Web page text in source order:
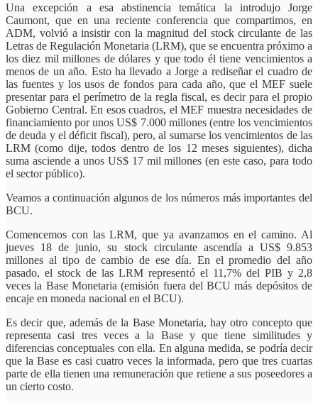
Una excepción a esa abstinencia temática la introdujo Jorge
Caumont, que en una reciente conferencia que compartimos, en
ADM, volvió a insistir con la magnitud del stock circulante de las
Letras de Regulación Monetaria (LRM), que se encuentra próximo a
los diez mil millones de dólares y que todo él tiene vencimientos a
menos de un año. Esto ha llevado a Jorge a rediseñar el cuadro de
las fuentes y los usos de fondos para cada año, que el MEF suele
presentar para el perímetro de la regla fiscal, es decir para el propio
Gobierno Central. En esos cuadros, el MEF muestra necesidades de
financiamiento por unos US$ 7.000 millones (entre los vencimientos
de deuda y el déficit fiscal), pero, al sumarse los vencimientos de las
LRM (como dije, todos dentro de los 12 meses siguientes), dicha
suma asciende a unos US$ 17 mil millones (en este caso, para todo
el sector público).
Veamos a continuación algunos de los números más importantes del
BCU.
Comencemos con las LRM, que ya avanzamos en el camino. Al
jueves 18 de junio, su stock circulante ascendía a US$ 9.853
millones al tipo de cambio de ese día. En el promedio del año
pasado, el stock de las LRM representó el 11,7% del PIB y 2,8
veces la Base Monetaria (emisión fuera del BCU más depósitos de
encaje en moneda nacional en el BCU).
Es decir que, además de la Base Monetaria, hay otro concepto que
representa casi tres veces a la Base y que tiene similitudes y
diferencias conceptuales con ella. En alguna medida, se podría decir
que la Base es casi cuatro veces la informada, pero que tres cuartas
parte de ella tienen una remuneración que retiene a sus poseedores a
un cierto costo.